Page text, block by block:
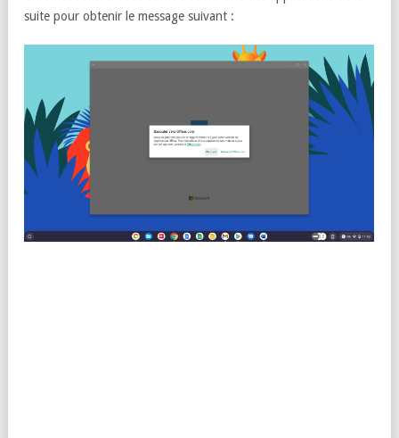
suite pour obtenir le message suivant :